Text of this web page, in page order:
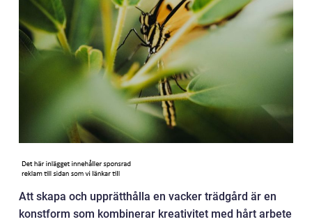
Att skapa och upprätthålla en vacker trädgård är en
konstform som kombinerar kreativitet med hårt arbete